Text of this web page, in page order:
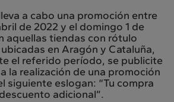
a cabo una promoción entre
de 2022 y el domingo 1 de
aquellas tiendas con rótulo
en Aragón y Cataluña,
el referido período, se publicite
la realización de una promoción
siguiente eslogan: “Tu compra
adicional”.